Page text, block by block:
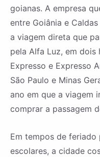
goianas. A empresa
entre Goiânia e
a viagem direta que
pela Alfa Luz, em dois
Expresso e Expresso
São Paulo e Minas
ano em que a viagem
comprar a passagem
Em tempos de
escolares, a cidade